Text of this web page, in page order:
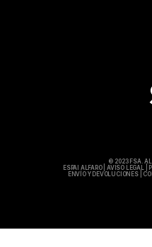
© 2023 FSA.
ESPAI ALFARO|AVISO LEGAL
ENVÍO Y DEVOLUCIONES|